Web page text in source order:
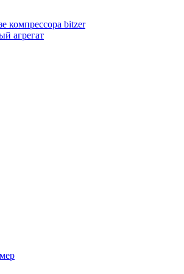
компрессора bitzer
агрегат